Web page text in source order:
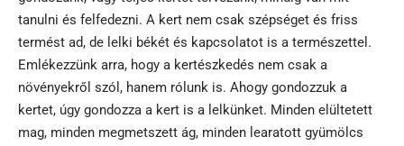
tanulni és felfedezni. A kert nem csak szépséget és friss
termést ad, de lelki békét és kapcsolatot is a természettel.
Emlékezzünk arra, hogy a kertészkedés nem csak a
növényekről szól, hanem rólunk is. Ahogy gondozzuk a
kertet, úgy gondozza a kert is a lelkünket. Minden elültetett
mag, minden megmetszett ág, minden learatott gyümölcs